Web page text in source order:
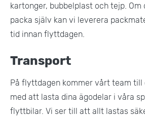
kartonger, bubbelplast och tejp.
packa själv kan vi leverera
tid innan flyttdagen.
Transport
På flyttdagen kommer vårt team
med att lasta dina ägodelar i våra
flyttbilar. Vi ser till att allt lastas